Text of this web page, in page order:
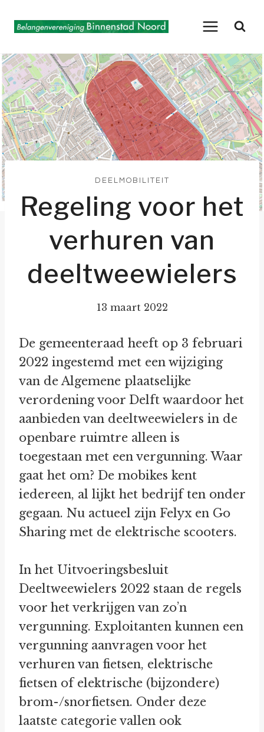
naar
DEELMOBILITEIT
Regeling voor het
verhuren van
deeltweewielers
13 maart 2022
De gemeenteraad heeft op 3 februari
2022 ingestemd met een wijziging
van de Algemene plaatselijke
verordening voor Delft waardoor het
aanbieden van deeltweewielers in de
openbare ruimtre alleen is
toegestaan met een vergunning. Waar
gaat het om? De mobikes kent
iedereen, al lijkt het bedrijf ten onder
gegaan. Nu actueel zijn Felyx en Go
Sharing met de elektrische scooters.
In het Uitvoeringsbesluit
Deeltweewielers 2022 staan de regels
voor het verkrijgen van zo’n
vergunning. Exploitanten kunnen een
vergunning aanvragen voor het
verhuren van fietsen, elektrische
fietsen of elektrische (bijzondere)
brom-/snorfietsen. Onder deze
laatste categorie vallen ook